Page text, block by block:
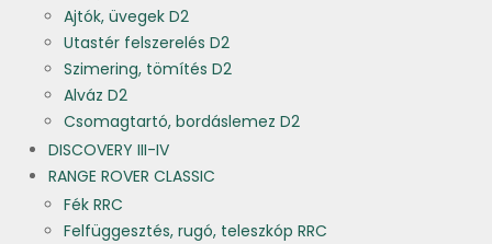
Ajtók, üvegek D2
Utastér felszerelés D2
Szimering, tömítés D2
Alváz D2
Csomagtartó, bordáslemez D2
DISCOVERY III-IV
RANGE ROVER CLASSIC
Fék RRC
Felfüggesztés, rugó, teleszkóp RRC